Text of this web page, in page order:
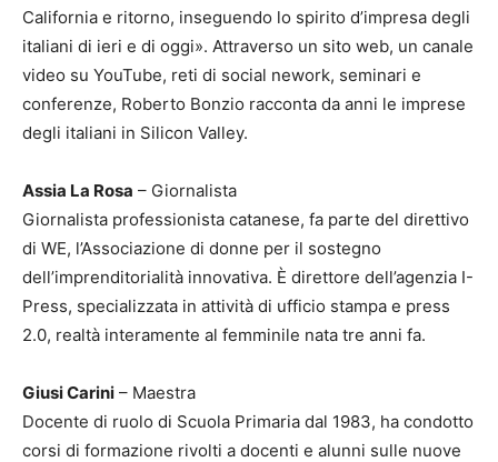
California e ritorno, inseguendo lo spirito d’impresa degli
italiani di ieri e di oggi». Attraverso un sito web, un canale
video su YouTube, reti di social nework, seminari e
conferenze, Roberto Bonzio racconta da anni le imprese
degli italiani in Silicon Valley.
Assia La Rosa – Giornalista
Giornalista professionista catanese, fa parte del direttivo
di WE, l’Associazione di donne per il sostegno
dell’imprenditorialità innovativa. È direttore dell’agenzia I-
Press, specializzata in attività di ufficio stampa e press
2.0, realtà interamente al femminile nata tre anni fa.
Giusi Carini – Maestra
Docente di ruolo di Scuola Primaria dal 1983, ha condotto
corsi di formazione rivolti a docenti e alunni sulle nuove